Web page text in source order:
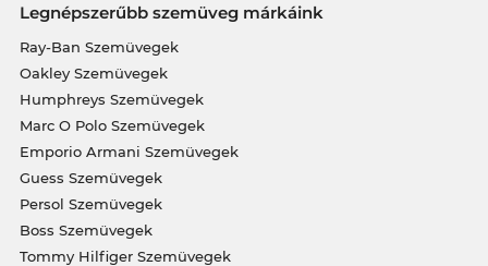
Legnépszerűbb szemüveg márkáink
Ray-Ban Szemüvegek
Oakley Szemüvegek
Humphreys Szemüvegek
Marc O Polo Szemüvegek
Emporio Armani Szemüvegek
Guess Szemüvegek
Persol Szemüvegek
Boss Szemüvegek
Tommy Hilfiger Szemüvegek